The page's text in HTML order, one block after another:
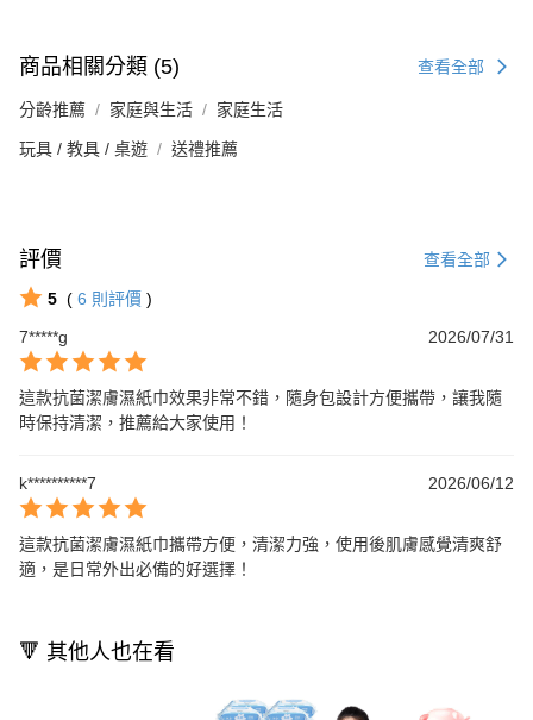
商品相關分類 (5) 查看全部
分齡推薦 家庭與生活 家庭生活
玩具 / 教具 / 桌遊 送禮推薦
評價 查看全部
5 ( 6 則評價 )
7*****g
2026/07/31
這款抗菌潔膚濕紙巾效果非常不錯，隨身包設計方便攜帶，讓我隨
時保持清潔，推薦給大家使用！
k**********7 2026/06/12
這款抗菌潔膚濕紙巾攜帶方便，清潔力強，使用後肌膚感覺清爽舒
適，是日常外出必備的好選擇！
🔻 其他人也在看